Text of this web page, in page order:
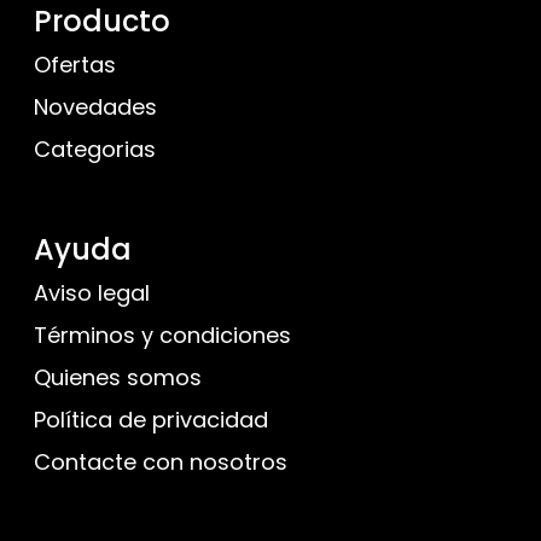
Producto
Ofertas
Novedades
Categorias
Ayuda
Aviso legal
Términos y condiciones
Quienes somos
Política de privacidad
Contacte con nosotros